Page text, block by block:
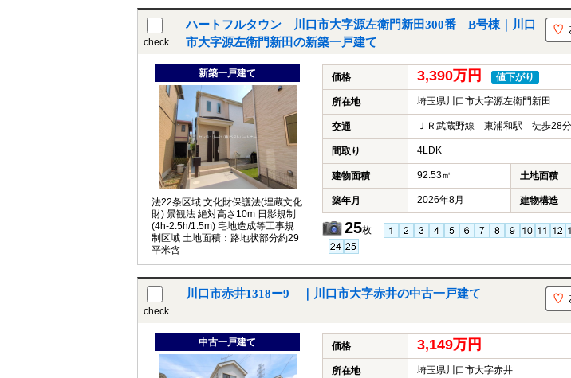
check
ハートフルタウン 川口市大字源左衛門新田300番 B号棟｜川口
市大字源左衛門新田の新築一戸建て
新築一戸建て
法22条区域 文化財保護法(埋蔵文化
財) 景観法 絶対高さ10m 日影規制
(4h-2.5h/1.5m) 宅地造成等工事規
制区域 土地面積：路地状部分約29
平米含
価格 3,390万円 値下がり
所在地 埼玉県川口市大字源左衛門新田
交通 ＪＲ武蔵野線 東浦和駅 徒歩28分
間取り 4LDK
建物面積 92.53㎡ 土地面積
築年月 2026年8月 建物構造
25枚
check
川口市赤井1318ー9 ｜川口市大字赤井の中古一戸建て
中古一戸建て 価格 3,149万円
所在地 埼玉県川口市大字赤井